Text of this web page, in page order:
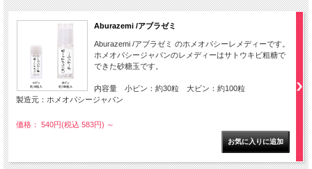
Aburazemi /アブラゼミ
Aburazemi /アブラゼミ のホメオパシーレメディーです。
ホメオパシージャパンのレメディーはサトウキビ粗糖で
できた砂糖玉です。
内容量 小ビン：約30粒 大ビン：約100粒
製造元：ホメオパシージャパン
価格： 540円(税込 583円) ～